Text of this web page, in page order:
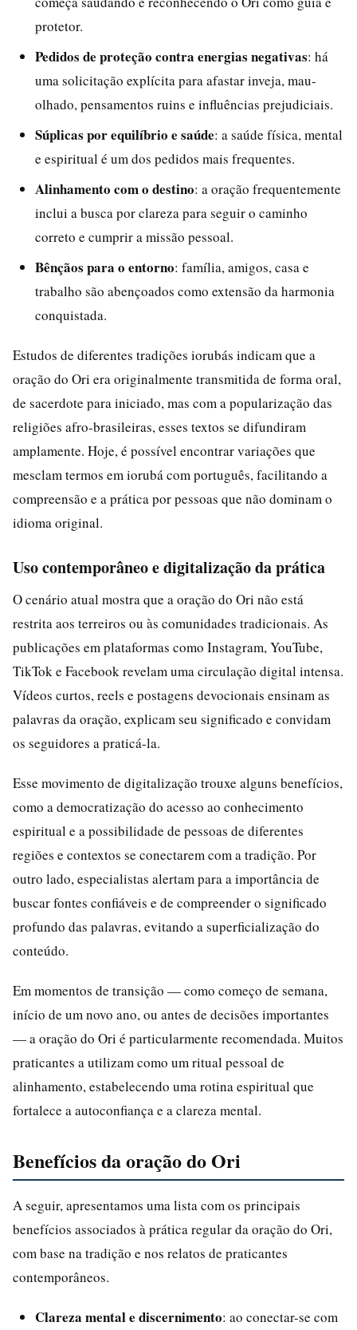
protetor.
Pedidos de proteção contra energias negativas: há
uma solicitação explícita para afastar inveja, mau-
olhado, pensamentos ruins e influências prejudiciais.
Súplicas por equilíbrio e saúde: a saúde física, mental
e espiritual é um dos pedidos mais frequentes.
Alinhamento com o destino: a oração frequentemente
inclui a busca por clareza para seguir o caminho
correto e cumprir a missão pessoal.
Bênçãos para o entorno: família, amigos, casa e
trabalho são abençoados como extensão da harmonia
conquistada.
Estudos de diferentes tradições iorubás indicam que a
oração do Ori era originalmente transmitida de forma oral,
de sacerdote para iniciado, mas com a popularização das
religiões afro-brasileiras, esses textos se difundiram
amplamente. Hoje, é possível encontrar variações que
mesclam termos em iorubá com português, facilitando a
compreensão e a prática por pessoas que não dominam o
idioma original.
Uso contemporâneo e digitalização da prática
O cenário atual mostra que a oração do Ori não está
restrita aos terreiros ou às comunidades tradicionais. As
publicações em plataformas como Instagram, YouTube,
TikTok e Facebook revelam uma circulação digital intensa.
Vídeos curtos, reels e postagens devocionais ensinam as
palavras da oração, explicam seu significado e convidam
os seguidores a praticá-la.
Esse movimento de digitalização trouxe alguns benefícios,
como a democratização do acesso ao conhecimento
espiritual e a possibilidade de pessoas de diferentes
regiões e contextos se conectarem com a tradição. Por
outro lado, especialistas alertam para a importância de
buscar fontes confiáveis e de compreender o significado
profundo das palavras, evitando a superficialização do
conteúdo.
Em momentos de transição — como começo de semana,
início de um novo ano, ou antes de decisões importantes
— a oração do Ori é particularmente recomendada. Muitos
praticantes a utilizam como um ritual pessoal de
alinhamento, estabelecendo uma rotina espiritual que
fortalece a autoconfiança e a clareza mental.
Benefícios da oração do Ori
A seguir, apresentamos uma lista com os principais
benefícios associados à prática regular da oração do Ori,
com base na tradição e nos relatos de praticantes
contemporâneos.
Clareza mental e discernimento: ao conectar-se com